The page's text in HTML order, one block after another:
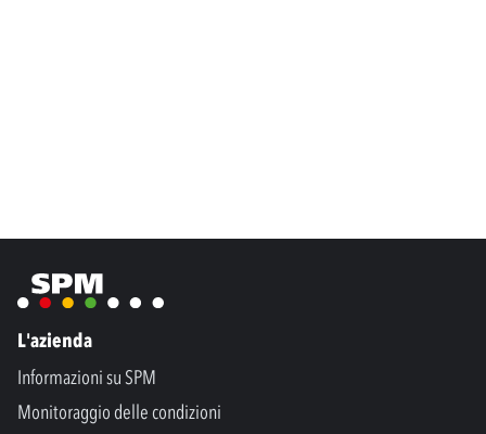
L'azienda
Informazioni su SPM
Monitoraggio delle condizioni